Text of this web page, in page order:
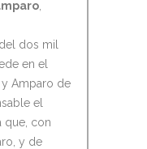
,
dos mil
en el
Amparo de
el
que, con
y de